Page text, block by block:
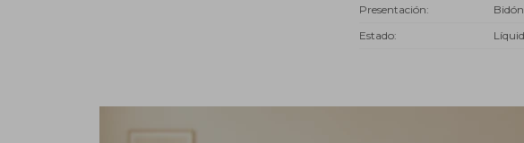
Presentación
Bidón
Estado